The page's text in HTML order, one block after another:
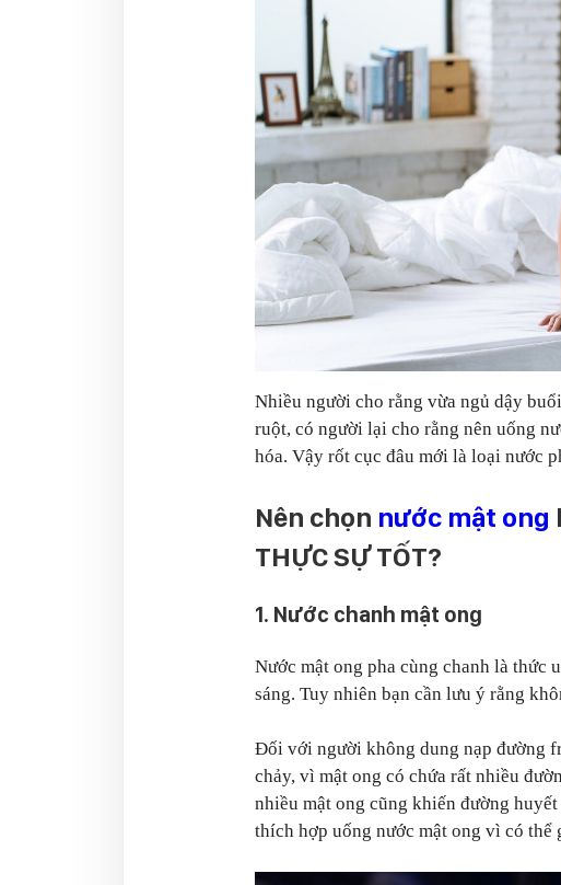
Nhiều người cho rằng vừa ngủ dậy
ruột, có người lại cho rằng nên uống
hóa. Vậy rốt cục đâu mới là loại nước
Nên chọn nước mật ong
THỰC SỰ TỐT?
1. Nước chanh mật ong
Nước mật ong pha cùng chanh là thức
sáng. Tuy nhiên bạn cần lưu ý rằng
Đối với người không dung nạp đường
chảy, vì mật ong có chứa rất nhiều
nhiều mật ong cũng khiến đường
thích hợp uống nước mật ong vì có thể